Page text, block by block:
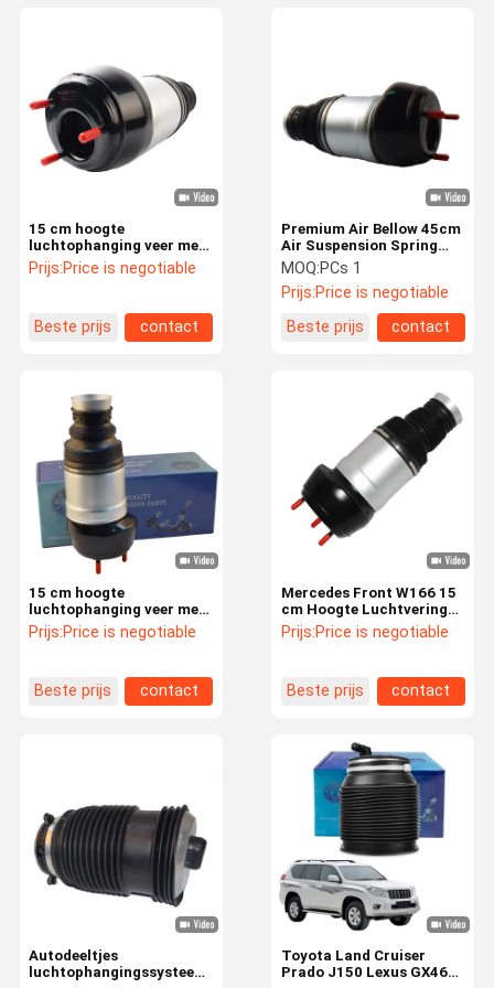
Producten Video's
Ongeveer
Premium Air Bellow 45cm
Air Suspension Spring
1663201313
MOQ:PCs 1
Prijs:Price is negotiable
Beste prijs
contact
15 cm hoogte
luchtophanging veer met
OEM-type compatibiliteit
poedercoating afwerking
Prijs:Price is negotiable
Beste prijs contact
Mercedes Front W166 15
cm Hoogte Luchtvering
Veer Voor Directe
Installatie
Prijs:Price is negotiable
Beste prijs contact
15 cm hoogte
luchtophanging veer met
poedercoating afwerking
1663201313
Prijs:Price is negotiable
Beste prijs contact
Toyota Land Cruiser
Prado J150 Lexus GX460
Autodeeltjes
luchtophangingssysteem